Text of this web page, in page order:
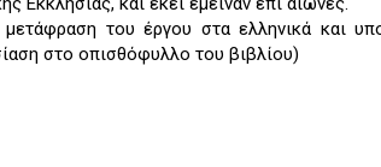
του έργου στα ελληνικά και
στο οπισθόφυλλο του βιβλίου)